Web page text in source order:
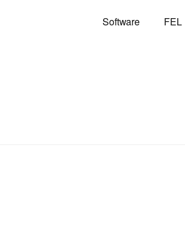
Software FEL